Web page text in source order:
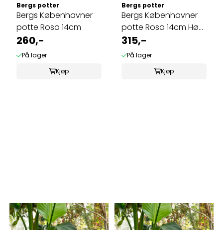
Bergs potter
Bergs Københavner
potte Rosa 14cm
260,-
På lager
Kjøp
Bergs potter
Bergs Københavner
potte Rosa 14cm Høy
modell
315,-
På lager
Kjøp